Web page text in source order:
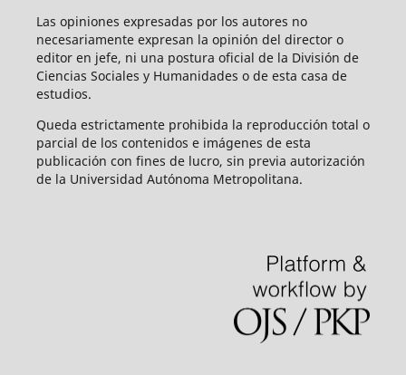
Las opiniones expresadas por los autores no
necesariamente expresan la opinión del director o
editor en jefe, ni una postura oficial de la División de
Ciencias Sociales y Humanidades o de esta casa de
estudios.
Queda estrictamente prohibida la reproducción total o
parcial de los contenidos e imágenes de esta
publicación con fines de lucro, sin previa autorización
de la Universidad Autónoma Metropolitana.